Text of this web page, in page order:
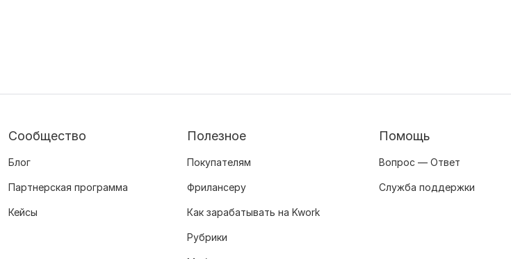
Сообщество
Блог
Партнерская программа
Кейсы
Полезное
Покупателям
Фрилансеру
Как зарабатывать на Kwork
Рубрики
Помощь
Вопрос — Ответ
Служба поддержки